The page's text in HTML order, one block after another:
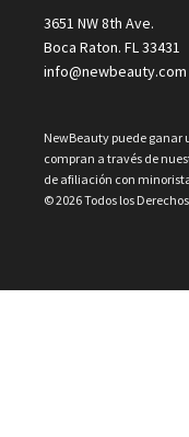
3651 NW 8th Ave.
Boca Raton. FL 33431
info@newbeauty.com
NewBeauty puede ganar
compran a través de
de afiliación con
© 2026 Todos los